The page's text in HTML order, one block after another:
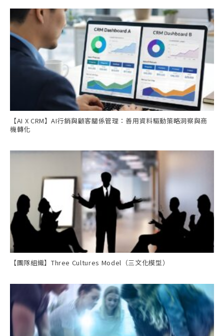
【AI X CRM】AI行銷與顧客關係管理：善用資料驅動策略洞察與商
機轉化
【團隊組織】Three Cultures Model（三文化模型）